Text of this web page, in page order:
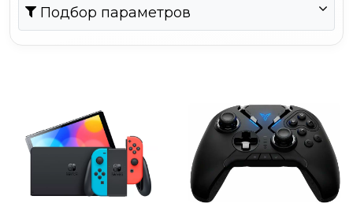
Подбор параметров